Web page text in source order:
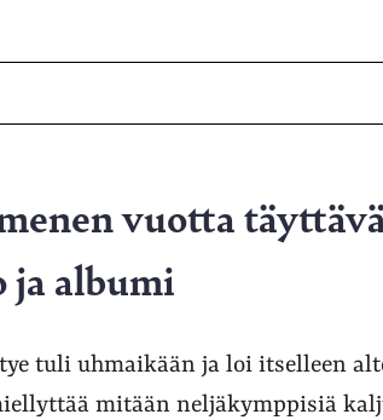
vuotta
ja albumi
tuli uhmaikään ja loi itselleen
mitään neljäkymppisiä